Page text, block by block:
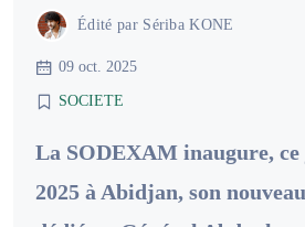
Édité par Sériba KONE
09 oct. 2025
SOCIETE
La SODEXAM inaugure,
2025 à Abidjan, son